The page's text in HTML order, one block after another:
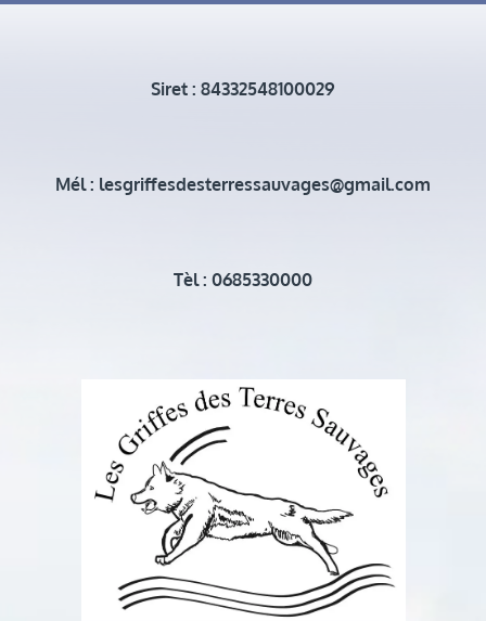
Siret : 84332548100029
Mél : lesgriffesdesterressauvages@gmail.com
Tèl : 0685330000